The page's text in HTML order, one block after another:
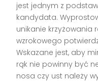
jest jednym z
kandydata.
unikanie krzyżowania
wzrokowego
Wskazane jest, aby
rąk nie powinny być
nosa czy ust należy